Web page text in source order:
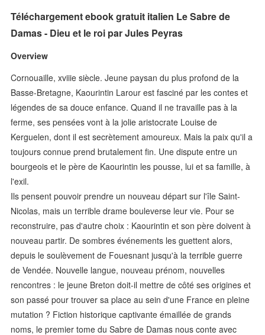
Téléchargement ebook gratuit italien Le Sabre de
Damas - Dieu et le roi par Jules Peyras
Overview
Cornouaille, xviiie siècle. Jeune paysan du plus profond de la
Basse-Bretagne, Kaourintin Larour est fasciné par les contes et
légendes de sa douce enfance. Quand il ne travaille pas à la
ferme, ses pensées vont à la jolie aristocrate Louise de
Kerguelen, dont il est secrètement amoureux. Mais la paix qu'il a
toujours connue prend brutalement fin. Une dispute entre un
bourgeois et le père de Kaourintin les pousse, lui et sa famille, à
l'exil.
Ils pensent pouvoir prendre un nouveau départ sur l'île Saint-
Nicolas, mais un terrible drame bouleverse leur vie. Pour se
reconstruire, pas d'autre choix : Kaourintin et son père doivent à
nouveau partir. De sombres événements les guettent alors,
depuis le soulèvement de Fouesnant jusqu'à la terrible guerre
de Vendée. Nouvelle langue, nouveau prénom, nouvelles
rencontres : le jeune Breton doit-il mettre de côté ses origines et
son passé pour trouver sa place au sein d'une France en pleine
mutation ? Fiction historique captivante émaillée de grands
noms, le premier tome du Sabre de Damas nous conte avec